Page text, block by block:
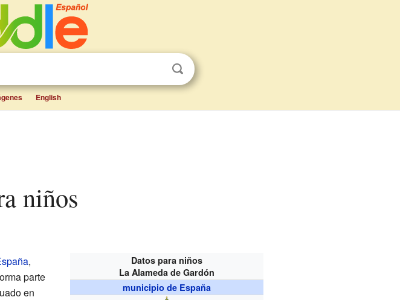
English
niños
Datos para niños
La Alameda de Gardón
municipio de España
,
parte
en